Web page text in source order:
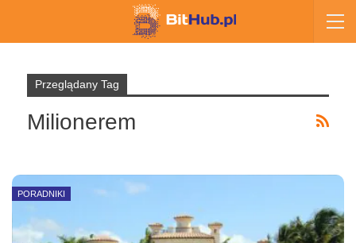
Przeglądany Tag
Milionerem
PORADNIKI